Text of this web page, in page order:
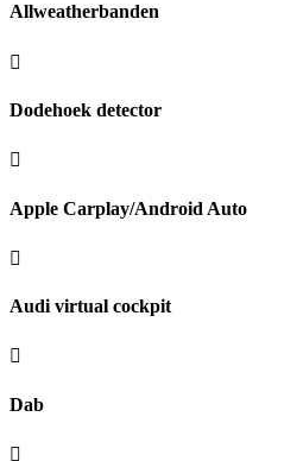
Allweatherbanden
Dodehoek detector
Apple Carplay/Android Auto
Audi virtual cockpit
Dab